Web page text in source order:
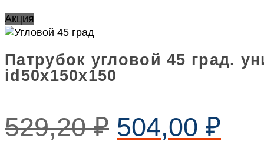
Акция
Патрубок угловой 45 град.
id50х150х150
529,20₽ 504,00 ₽